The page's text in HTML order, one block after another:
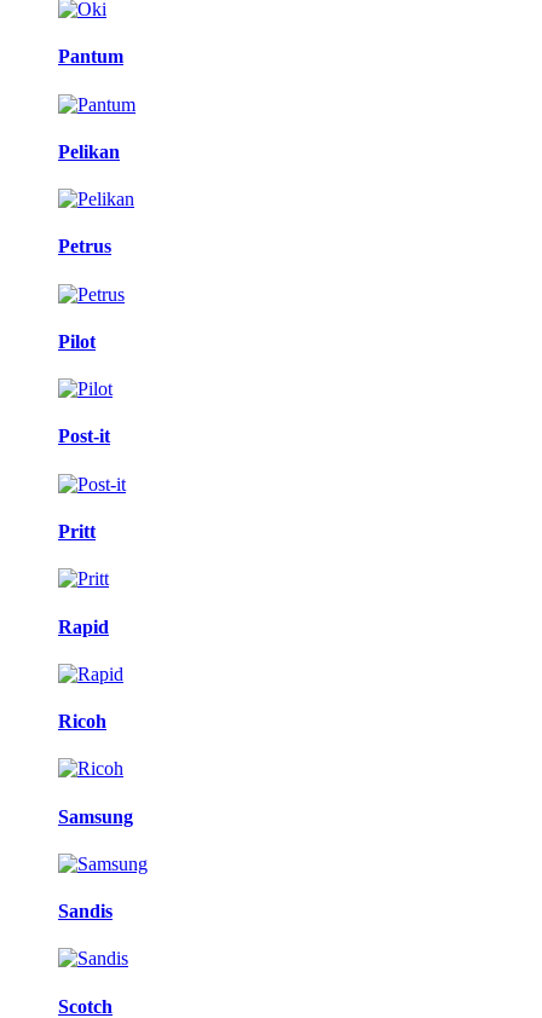
Pantum
Pelikan
Petrus
Pilot
Post-it
Pritt
Rapid
Ricoh
Samsung
Sandis
Scotch